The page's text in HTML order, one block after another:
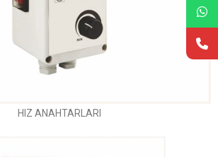
HIZ ANAHTARLARI